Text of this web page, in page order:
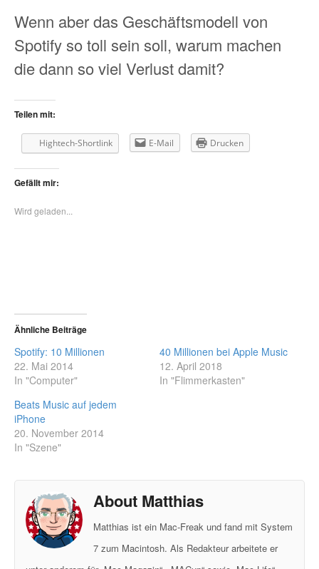
Wenn aber das Geschäftsmodell von
Spotify so toll sein soll, warum machen
die dann so viel Verlust damit?
Teilen mit:
Hightech-Shortlink E-Mail Drucken
Gefällt mir:
Wird geladen...
Ähnliche Beiträge
Spotify: 10 Millionen
22. Mai 2014
In "Computer"
40 Millionen bei Apple Music
12. April 2018
In "Flimmerkasten"
Beats Music auf jedem
iPhone
20. November 2014
In "Szene"
About Matthias
Matthias ist ein Mac-Freak und fand mit System
7 zum Macintosh. Als Redakteur arbeitete er